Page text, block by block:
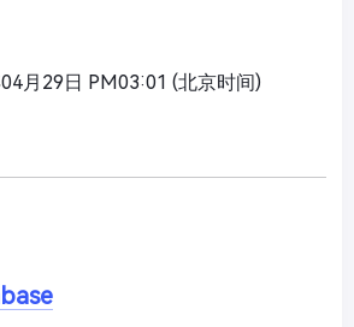
04月29日 PM03:01 (北京时间)